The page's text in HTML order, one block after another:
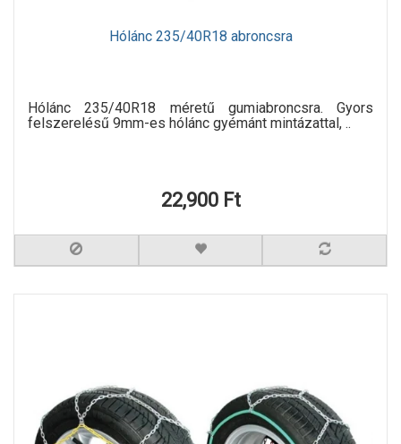
Hólánc 235/40R18 abroncsra
Hólánc 235/40R18 méretű gumiabroncsra. Gyors
felszerelésű 9mm-es hólánc gyémánt mintázattal, ..
22,900 Ft